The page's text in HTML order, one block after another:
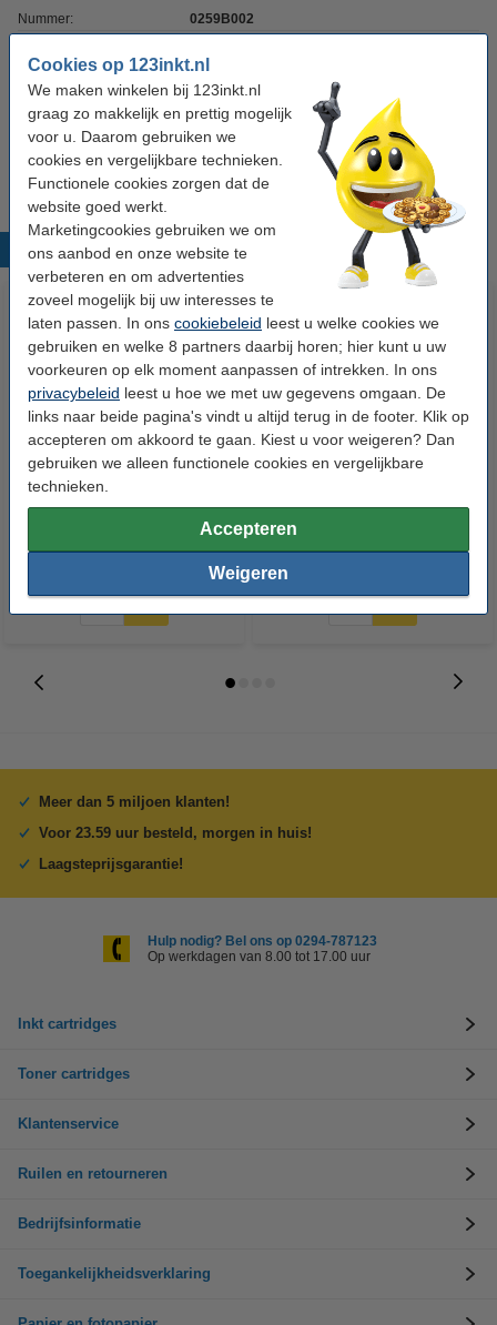
Cookies op 123inkt.nl
We maken winkelen bij 123inkt.nl
graag zo makkelijk en prettig mogelijk
voor u. Daarom gebruiken we
cookies en vergelijkbare technieken.
Functionele cookies zorgen dat de
website goed werkt.
Marketingcookies gebruiken we om
ons aanbod en onze website te
verbeteren en om advertenties
zoveel mogelijk bij uw interesses te
laten passen. In ons cookiebeleid leest u welke cookies we
gebruiken en welke 8 partners daarbij horen; hier kunt u uw
voorkeuren op elk moment aanpassen of intrekken. In ons
privacybeleid leest u hoe we met uw gegevens omgaan. De
links naar beide pagina's vindt u altijd terug in de footer. Klik op
accepteren om akkoord te gaan. Kiest u voor weigeren? Dan
gebruiken we alleen functionele cookies en vergelijkbare
technieken.
Accepteren
Weigeren
Nummer: 0259B002
Tip: papier meebestellen
123inkt kopieerpapier 1 doos van 2.500 vel A4 -
80 grams FSC® Mix Credit
€ 33,50
Populaire producten
Canon C-EXV 17 BK toner zwart
(origineel)
Canon C-EXV 17 C toner cyaan
Meer dan 5 miljoen klanten!
Voor 23.59 uur besteld, morgen in huis!
Laagsteprijsgarantie!
Hulp nodig? Bel ons op 0294-787123
Op werkdagen van 8.00 tot 17.00 uur
Inkt cartridges
Toner cartridges
Klantenservice
Ruilen en retourneren
Bedrijfsinformatie
Toegankelijkheidsverklaring